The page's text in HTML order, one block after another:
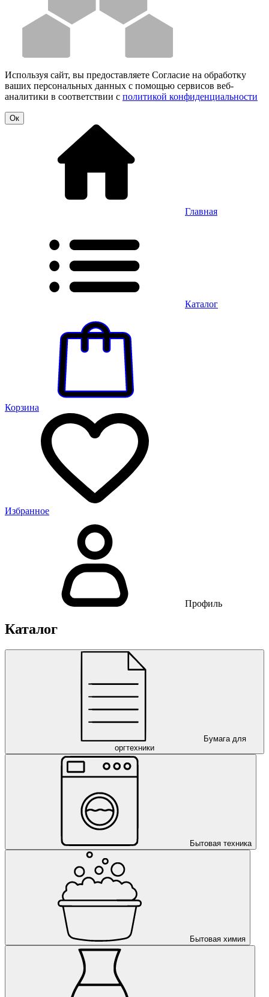
Используя сайт, вы предоставляете Согласие на обработку
ваших персональных данных с помощью сервисов веб-
аналитики в соответствии с политикой конфиденциальности
Oк
Главная
Каталог
Корзина
Избранное
Профиль
Каталог
Бумага для
оргтехники
Бытовая техника
Бытовая химия